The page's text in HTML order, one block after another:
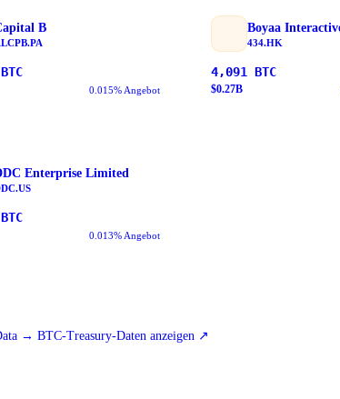
B
BTC
0.015% Angebot
434.HK
4,091 BTC
$0.27B
Enterprise Limited
BTC
0.013% Angebot
→ BTC-Treasury-Daten anzeigen ↗